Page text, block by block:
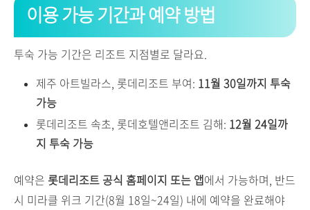
이용 가능 기간과 예약 방법
투숙 가능 기간은 리조트 지점별로 달라요.
제주 아트빌라스, 롯데리조트 부여: 11월 30일까지 투숙
가능
롯데리조트 속초, 롯데호텔앤리조트 김해: 12월 24일까
지 투숙 가능
예약은 롯데리조트 공식 홈페이지 또는 앱에서 가능하며, 반드
시 미라클 위크 기간(8월 18일~24일) 내에 예약을 완료해야